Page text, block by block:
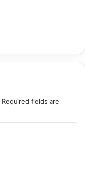
Required fields are